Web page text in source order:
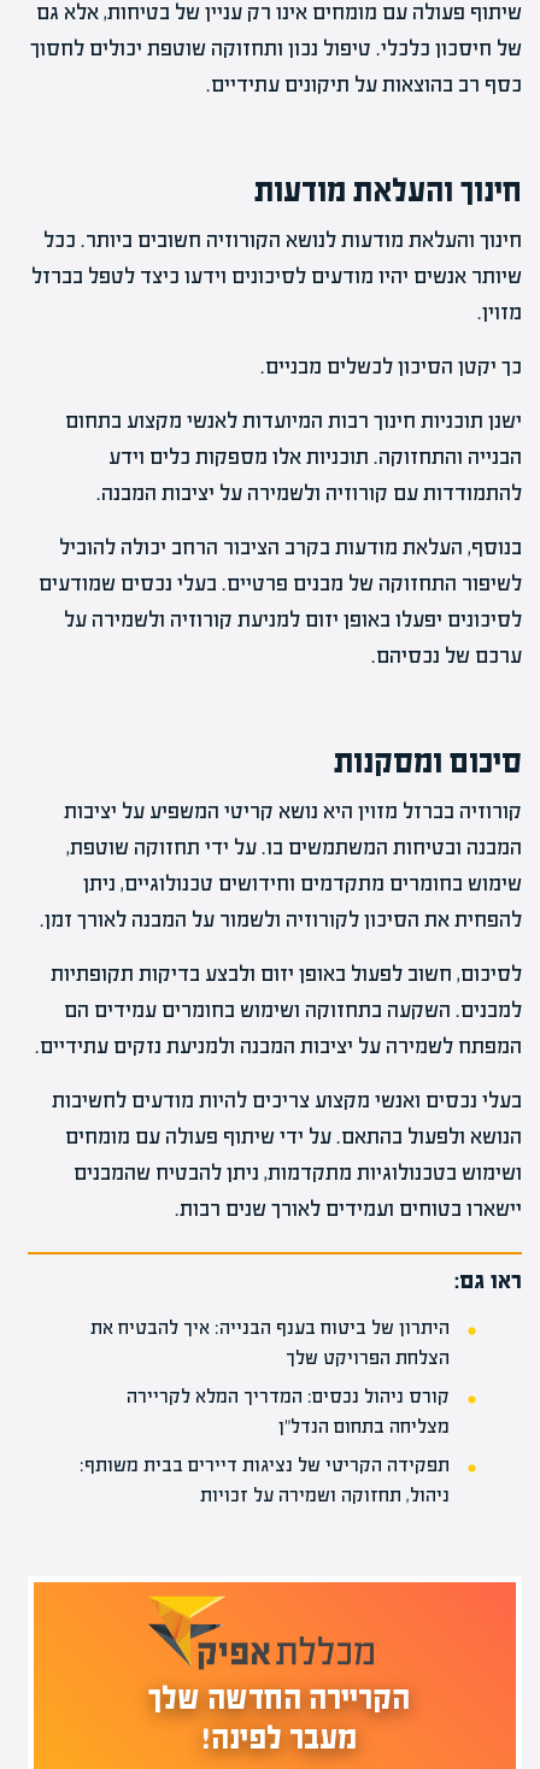
שיתוף פעולה עם מומחים אינו רק עניין של בטיחות, אלא גם
של חיסכון כלכלי. טיפול נכון ותחזוקה שוטפת יכולים לחסוך
כסף רב בהוצאות על תיקונים עתידיים.
חינוך והעלאת מודעות
חינוך והעלאת מודעות לנושא הקורוזיה חשובים ביותר. ככל
שיותר אנשים יהיו מודעים לסיכונים וידעו כיצד לטפל בברזל
מזוין.
כך יקטן הסיכון לכשלים מבניים.
ישנן תוכניות חינוך רבות המיועדות לאנשי מקצוע בתחום
הבנייה והתחזוקה. תוכניות אלו מספקות כלים וידע
להתמודדות עם קורוזיה ולשמירה על יציבות המבנה.
בנוסף, העלאת מודעות בקרב הציבור הרחב יכולה להוביל
לשיפור התחזוקה של מבנים פרטיים. בעלי נכסים שמודעים
לסיכונים יפעלו באופן יזום למניעת קורוזיה ולשמירה על
ערכם של נכסיהם.
סיכום ומסקנות
קורוזיה בברזל מזוין היא נושא קריטי המשפיע על יציבות
המבנה ובטיחות המשתמשים בו. על ידי תחזוקה שוטפת,
שימוש בחומרים מתקדמים וחידושים טכנולוגיים, ניתן
להפחית את הסיכון לקורוזיה ולשמור על המבנה לאורך זמן.
לסיכום, חשוב לפעול באופן יזום ולבצע בדיקות תקופתיות
למבנים. השקעה בתחזוקה ושימוש בחומרים עמידים הם
המפתח לשמירה על יציבות המבנה ולמניעת נזקים עתידיים.
בעלי נכסים ואנשי מקצוע צריכים להיות מודעים לחשיבות
הנושא ולפעול בהתאם. על ידי שיתוף פעולה עם מומחים
ושימוש בטכנולוגיות מתקדמות, ניתן להבטיח שהמבנים
יישארו בטוחים ועמידים לאורך שנים רבות.
ראו גם:
היתרון של ביטוח בענף הבנייה: איך להבטיח את
הצלחת הפרויקט שלך
קורס ניהול נכסים: המדריך המלא לקריירה
מצליחה בתחום הנדל"ן
תפקידה הקריטי של נציגות דיירים בבית משותף:
ניהול, תחזוקה ושמירה על זכויות
הקריירה החדשה שלך
מעבר לפינה!